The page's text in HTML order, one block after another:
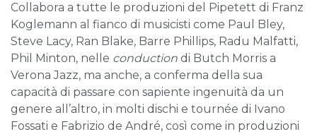
Collabora a tutte le produzioni del Pipetett di Franz
Koglemann al fianco di musicisti come Paul Bley,
Steve Lacy, Ran Blake, Barre Phillips, Radu Malfatti,
Phil Minton, nelle conduction di Butch Morris a
Verona Jazz, ma anche, a conferma della sua
capacità di passare con sapiente ingenuità da un
genere all’altro, in molti dischi e tournée di Ivano
Fossati e Fabrizio de André, così come in produzioni